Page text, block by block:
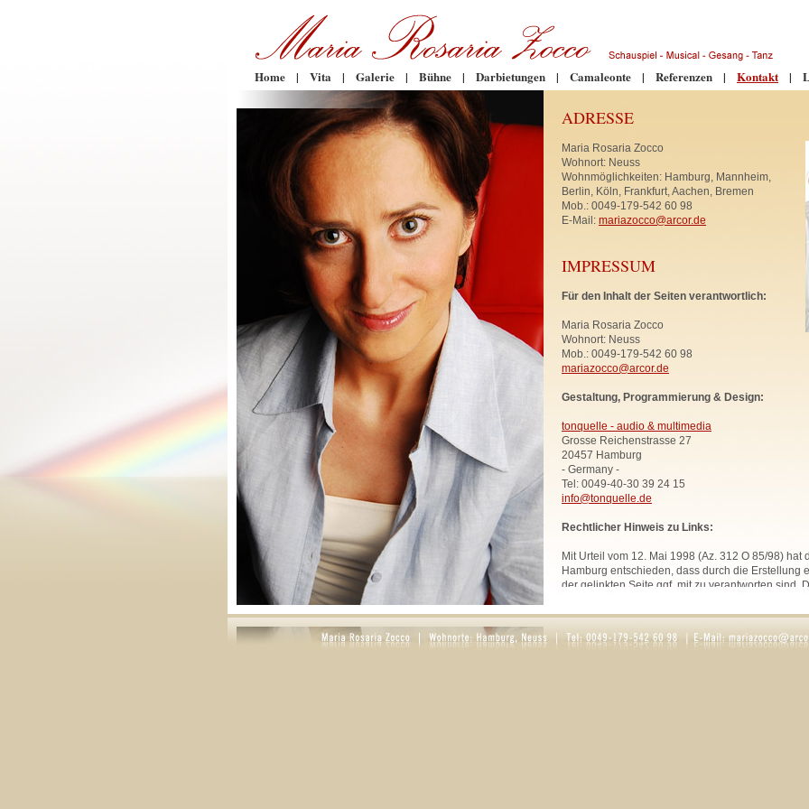
Home | Vita | Galerie | Bühne | Darbietungen | Camaleonte | Referenzen | Kontakt |
ADRESSE
Maria Rosaria Zocco
Wohnort: Neuss
Wohnmöglichkeiten: Hamburg, Mannheim,
Berlin, Köln, Frankfurt, Aachen, Bremen
Mob.: 0049-179-542 60 98
E-Mail: mariazocco@arcor.de
IMPRESSUM
Für den Inhalt der Seiten verantwortlich:
Maria Rosaria Zocco
Wohnort: Neuss
Mob.: 0049-179-542 60 98
mariazocco@arcor.de
Gestaltung, Programmierung & Design:
tonquelle - audio & multimedia
Grosse Reichenstrasse 27
20457 Hamburg
- Germany -
Tel: 0049-40-30 39 24 15
info@tonquelle.de
Rechtlicher Hinweis zu Links:
Mit Urteil vom 12. Mai 1998 (Az. 312 O 85/98) hat
Hamburg entschieden, dass durch die Erstellung
der gelinkten Seite ggf. mit zu verantworten sind.
Website. Diese Erklärung gilt für sämtliche Links
zur Zeit bestehen oder in Zukunft bestehen
Alle Bilder, Texte und Grafiken, sofern nicht